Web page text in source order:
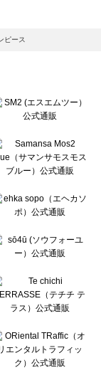
）の一覧
ピース